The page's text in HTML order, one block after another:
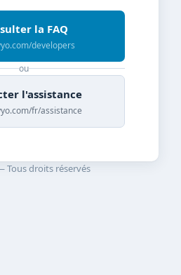
la FAQ
developers
ou
l'assistance
fr/assistance
Tous droits réservés